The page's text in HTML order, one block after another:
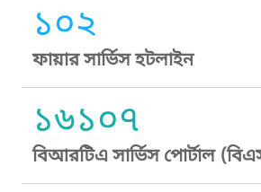
১০২
ফায়ার সার্ভিস হটলাইন
১৬১০৭
বিআরটিএ সার্ভিস পোর্টাল